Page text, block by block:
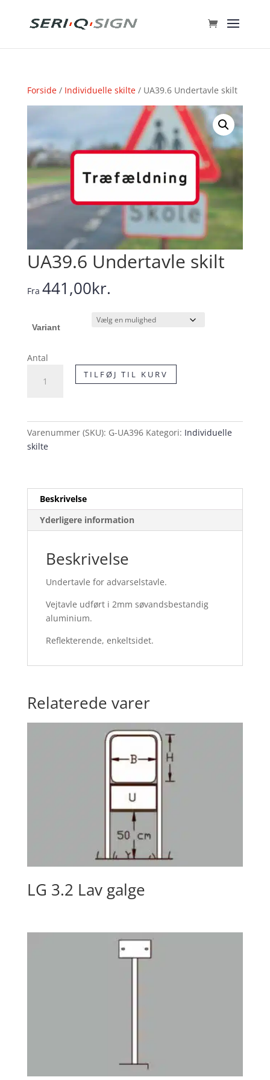
Forside/ Individuelle skilte/ UA39.6 Undertavle skilt
UA39.6 Undertavle skilt
Fra 441,00kr.
Variant
Antal
Undertavle
TILFØJ TIL KURV
Varenummer (SKU): G-UA396 Kategori: Individuelle
skilte
Beskrivelse
Yderligere information
Beskrivelse
Undertavle for advarselstavle.
Vejtavle udført i 2mm søvandsbestandig
aluminium.
Reflekterende, enkeltsidet.
Relaterede varer
LG 3.2 Lav galge